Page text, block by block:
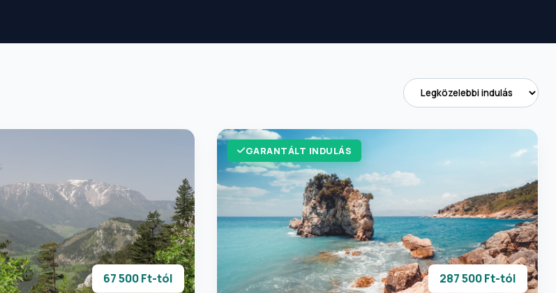
67 500 Ft-tól
GARANTÁLT INDULÁS
287 500 Ft-tól